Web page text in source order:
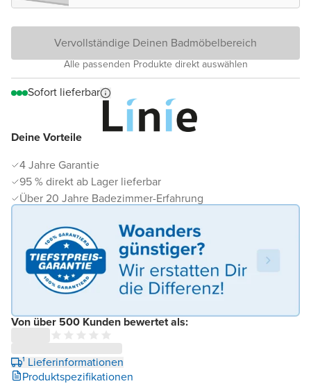
Deine Vorteile
4 Jahre Garantie
95 % direkt ab Lager lieferbar
Über 20 Jahre Badezimmer-Erfahrung
Von über 500 Kunden bewertet als:
¹ Lieferinformationen
Produktspezifikationen
Vervollständige Deinen Badmöbelbereich
Alle passenden Produkte direkt auswählen
Sofort lieferbar